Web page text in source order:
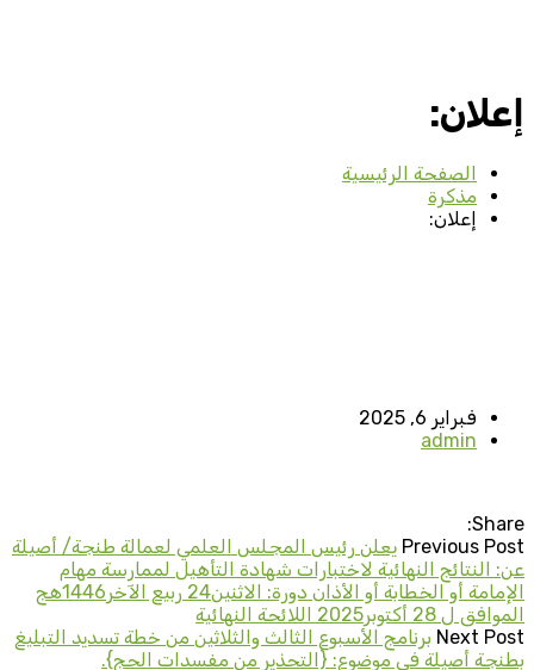
إعلان:
الصفحة الرئيسية
مذكرة
إعلان:
فبراير 6, 2025
admin
Share:
Previous Post يعلن رئيس المجلس العلمي لعمالة طنجة/ أصيلة
عن: النتائج النهائية لاختبارات شهادة التأهيل لممارسة مهام
الإمامة أو الخطابة أو الأذان دورة: الاثنين24 ربيع الآخر1446هج
الموافق ل 28 أكتوبر2025 اللائحة النهائية
Next Post برنامج الأسبوع الثالث والثلاثين من خطة تسديد التبليغ
بطنجة أصيلة في موضوع: {التحذير من مفسدات الحج}.